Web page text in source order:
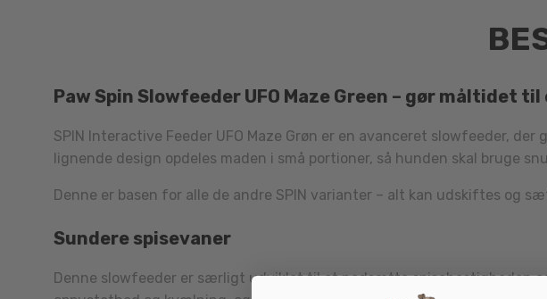
Paw Spin Slowfeeder UFO Maze Green – gør måltidet til
SPIN Interactive Feeder UFO Maze Grøn er en avanceret slowfeeder,
lignende design opdeles maden i små portioner, så hunden skal bruge
Denne er basen for alle de andre SPIN varianter – alt kan udskiftes og
Sundere spisevaner
Denne slowfeeder er særligt udviklet til at nedsætte spisehastigheden